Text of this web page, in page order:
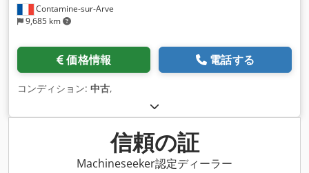
Contamine-sur-Arve
9,685 km
価格情報 電話する
コンディション: 中古,
信頼の証
Machineseeker認定ディーラー